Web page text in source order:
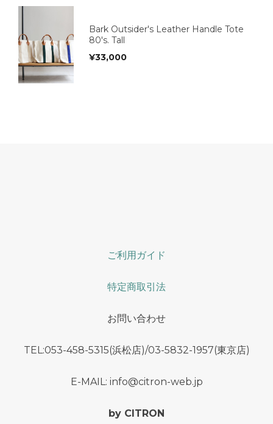
Bark Outsider's Leather Handle Tote
80's. Tall
¥33,000
ご利用ガイド
特定商取引法
お問い合わせ
TEL:053-458-5315(浜松店)/03-5832-1957(東京店)
E-MAIL: info@citron-web.jp
by CITRON